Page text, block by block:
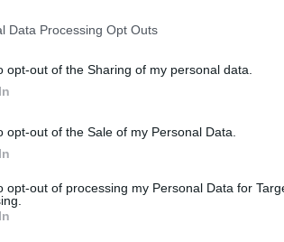
Data Processing Opt Outs
opt-out of the Sharing of my personal data.
opt-out of the Sale of my Personal Data.
opt-out of processing my Personal Data for
szerintük az egy hónapos
a megállapodást. Az
érvényes, ha nincsen